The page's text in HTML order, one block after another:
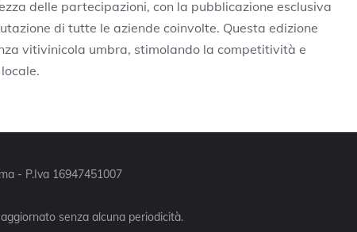
delle partecipazioni, con la pubblicazione esclusiva
di tutte le aziende coinvolte. Questa edizione
vitivinicola umbra, stimolando la competitività e
- P.Iva 16947451007
senza alcuna periodicità.